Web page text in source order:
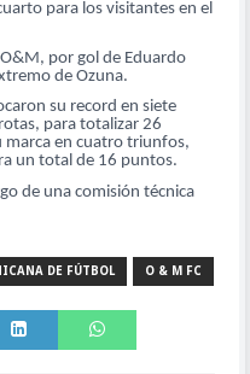
para los visitantes en el
por gol de Eduardo
de Ozuna.
su record en siete
para totalizar 26
marca en cuatro triunfos,
un total de 16 puntos.
de una comisión técnica
DE FÚTBOL O & M FC